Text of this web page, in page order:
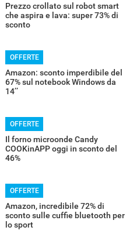
Prezzo crollato sul robot smart
che aspira e lava: super 73% di
sconto
OFFERTE
Amazon: sconto imperdibile del
67% sul notebook Windows da
14’’
OFFERTE
Il forno microonde Candy
COOKinAPP oggi in sconto del
46%
OFFERTE
Amazon, incredibile 72% di
sconto sulle cuffie bluetooth per
lo sport